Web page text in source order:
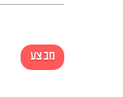
מבצע